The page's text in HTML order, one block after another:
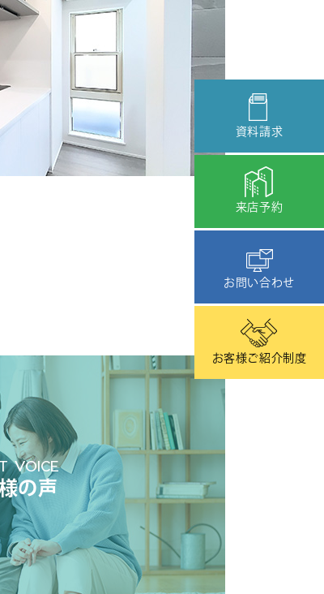
資料請求
来店予約
お問い合わせ
お客様ご紹介制度
VOICE
の声